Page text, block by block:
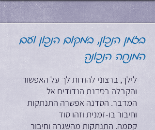
בזמן הנכון, במקום הנכון ועם
המנחה הנכונה
לילך, ברצוני להודות לך על האפשור
והקבלה בסדנת הנדודים אל
המדבר. הסדנה אפשרה התנתקות
וחיבור בו-זמנית וזהו סוד
קסמה. התנתקות מהשגרה וחיבור